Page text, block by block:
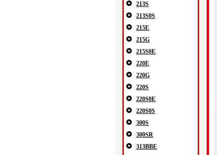
213S
213S0S
215E
215G
215S0E
220E
220G
220S
220S0E
220S0S
300S
300SR
313BBE